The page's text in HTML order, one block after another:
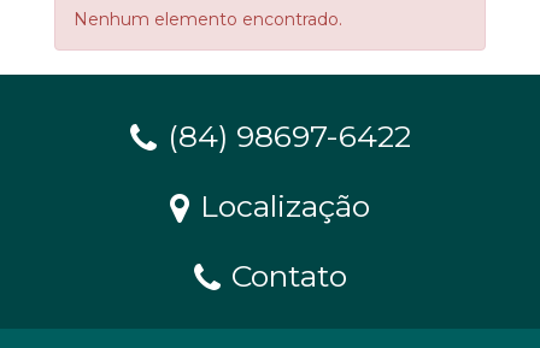
Nenhum elemento encontrado.
(84) 98697-6422
Localização
Contato